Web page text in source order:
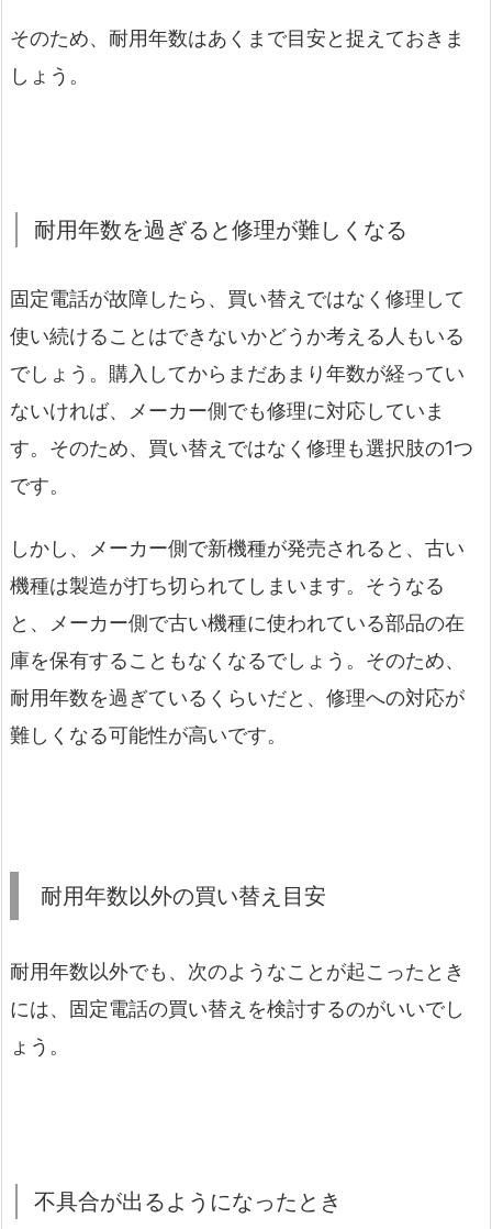
そのため、耐用年数はあくまで目安と捉えておきま
しょう。
耐用年数を過ぎると修理が難しくなる
固定電話が故障したら、買い替えではなく修理して
使い続けることはできないかどうか考える人もいる
でしょう。購入してからまだあまり年数が経ってい
ないければ、メーカー側でも修理に対応していま
す。そのため、買い替えではなく修理も選択肢の1つ
です。
しかし、メーカー側で新機種が発売されると、古い
機種は製造が打ち切られてしまいます。そうなる
と、メーカー側で古い機種に使われている部品の在
庫を保有することもなくなるでしょう。そのため、
耐用年数を過ぎているくらいだと、修理への対応が
難しくなる可能性が高いです。
耐用年数以外の買い替え目安
耐用年数以外でも、次のようなことが起こったとき
には、固定電話の買い替えを検討するのがいいでし
ょう。
不具合が出るようになったとき